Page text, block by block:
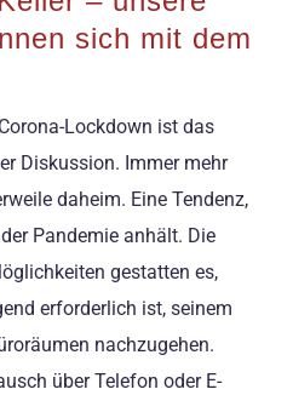
sich mit dem
Lockdown ist das
Diskussion. Immer mehr
daheim. Eine Tendenz,
Pandemie anhält. Die
gestatten es,
erforderlich ist, seinem
nachzugehen.
über Telefon oder E-